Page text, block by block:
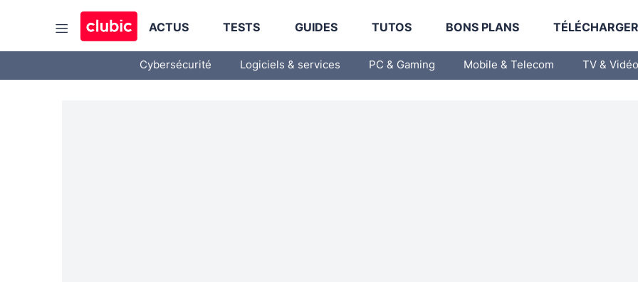
ACTUS TESTS GUIDES TUTOS BONS PLANS
Cybersécurité Logiciels & services PC & Gaming Mobile & Telecom TV & Vidéo